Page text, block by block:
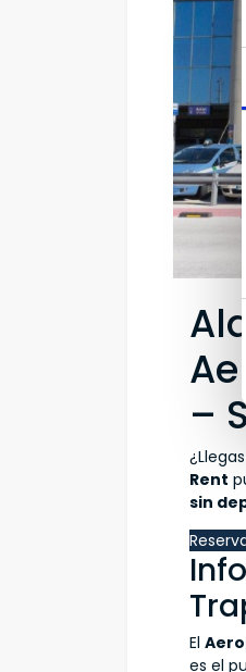
–
Rent
sin
El
es el